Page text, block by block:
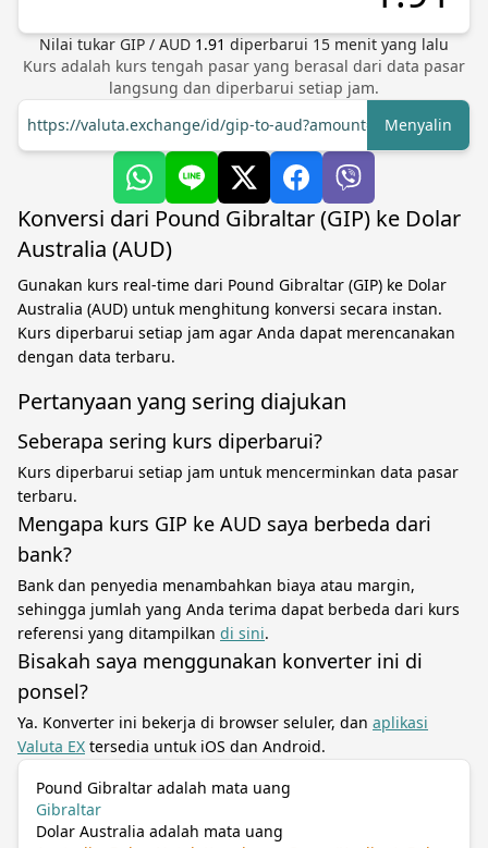
Nilai tukar GIP / AUD 1.91 diperbarui 15 menit yang lalu
Kurs adalah kurs tengah pasar yang berasal dari data pasar
langsung dan diperbarui setiap jam.
https://valuta.exchange/id/gip-to-aud?amount=1
Menyalin
Konversi dari Pound Gibraltar (GIP) ke Dolar
Australia (AUD)
Gunakan kurs real-time dari Pound Gibraltar (GIP) ke Dolar
Australia (AUD) untuk menghitung konversi secara instan.
Kurs diperbarui setiap jam agar Anda dapat merencanakan
dengan data terbaru.
Pertanyaan yang sering diajukan
Seberapa sering kurs diperbarui?
Kurs diperbarui setiap jam untuk mencerminkan data pasar
terbaru.
Mengapa kurs GIP ke AUD saya berbeda dari
bank?
Bank dan penyedia menambahkan biaya atau margin,
sehingga jumlah yang Anda terima dapat berbeda dari kurs
referensi yang ditampilkan di sini.
Bisakah saya menggunakan konverter ini di
ponsel?
Ya. Konverter ini bekerja di browser seluler, dan aplikasi
Valuta EX tersedia untuk iOS dan Android.
Pound Gibraltar adalah mata uang
Gibraltar
Dolar Australia adalah mata uang